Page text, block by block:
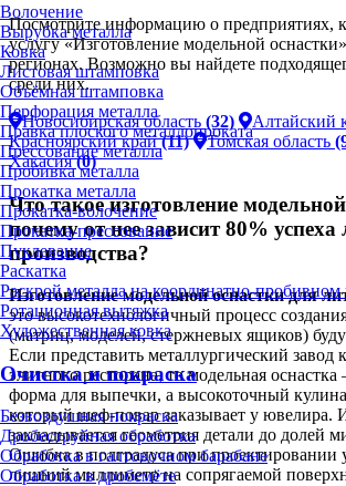
Волочение
Вырубка металла
Ковка
Листовая штамповка
Объёмная штамповка
Перфорация металла
Правка плоского металлопроката
Прессование металла
Пробивка металла
Прокатка металла
Прокатка-волочение
Прокатка-прессование
Пуклевание
Раскатка
Раскрой металла на координатно-пробивном
Ротационная вытяжка
Художественная ковка
Очистка и покраска
Безвоздушная покраска
Дробеструйная обработка
Обработка в галтовочном барабане
Обработка в дробемёте
Посмотрите информацию о предприятиях,
услугу «Изготовление модельной
регионах. Возможно вы найдете
среди них.
Новосибирская область (32) Алтайский
Красноярский край(11) Томская область
Хакасия(0)
Что такое изготовление
почему от нее зависит 80% успеха
производства?
Изготовление модельной оснастки для
это высокотехнологичный процесс
(матриц, моделей, стержневых ящиков)
Если представить металлургический завод
элитного ресторана, то модельная
форма для выпечки, а высокоточный
который шеф-повар заказывает у ювелира.
закладывается геометрия детали до долей
Ошибка в полградуса при проектировании
лишний миллиметр на сопрягаемой